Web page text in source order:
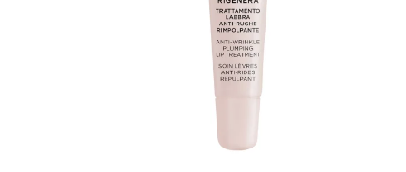
Bagno Nature
Deodoranti
Profumi